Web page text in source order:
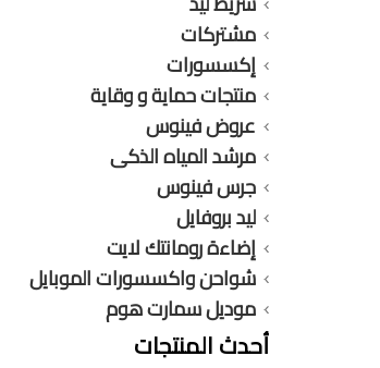
مشتركات
إكسسورات
منتجات حماية و وقاية
عروض فينوس
مرشد المياه الذكى
جرس فينوس
ليد بروفايل
إضاءة رومانتك لايت
شواحن واكسسورات الموبايل
موديل سمارت هوم
أحدث المنتجات